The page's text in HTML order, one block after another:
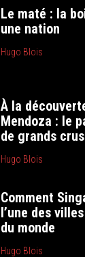
Le maté : la
une nation
Hugo Blois
À la
Mendoza : le
de grands crus
Hugo Blois
Comment
l’une des
du monde
Hugo Blois